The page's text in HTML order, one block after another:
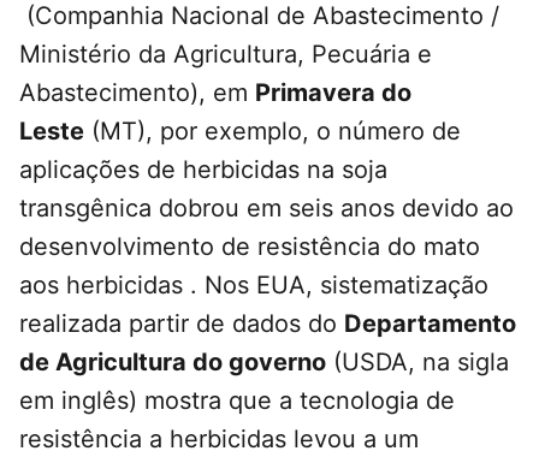
(Companhia Nacional de Abastecimento /
Ministério da Agricultura, Pecuária e
Abastecimento), em Primavera do
Leste (MT), por exemplo, o número de
aplicações de herbicidas na soja
transgênica dobrou em seis anos devido ao
desenvolvimento de resistência do mato
aos herbicidas . Nos EUA, sistematização
realizada partir de dados do Departamento
de Agricultura do governo (USDA, na sigla
em inglês) mostra que a tecnologia de
resistência a herbicidas levou a um